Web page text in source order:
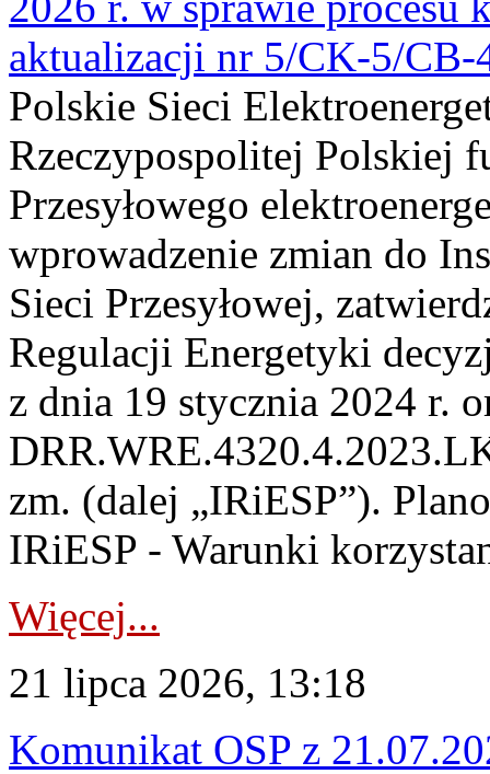
aktualizacji nr 5/CK-5/CB-
Polskie Sieci
Rzeczypospolitej Polskiej
Przesyłowego
wprowadzenie zmian do
Sieci Przesyłowej,
Regulacji Energetyki
z dnia 19 stycznia 2024 r.
zm. (dalej „IRiESP”).
IRiESP - Warunki
Więcej...
21 lipca 2026, 13:18
Komunikat OSP z